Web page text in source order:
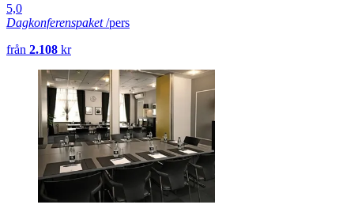
5,0
Dagkonferenspaket/pers
från 2.108 kr